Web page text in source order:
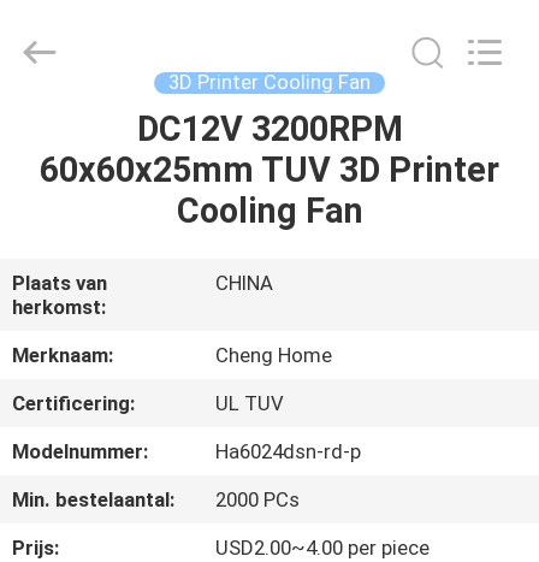
PRODUCTEN
VR-
SHOW
ONGEVEER
ONS
FABRIEKSREIS
Electronics
Co.,Ltd.
3D Printer Cooling Fan
DC12V 3200RPM
60x60x25mm TUV 3D Printer
Cooling Fan
Plaats van
herkomst:
CHINA
Merknaam:
Cheng Home
Certificering:
UL TUV
Modelnummer:
Ha6024dsn-rd-p
Min. bestelaantal:
2000 PCs
Prijs:
USD2.00~4.00 per piece